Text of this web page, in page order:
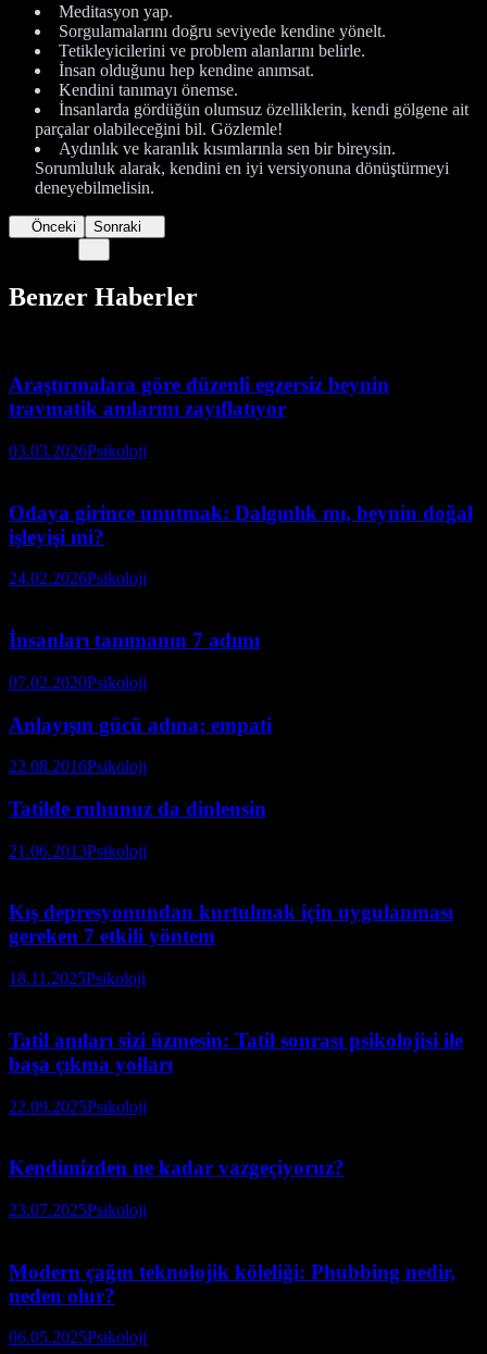
Meditasyon yap.
Sorgulamalarını doğru seviyede kendine yönelt.
Tetikleyicilerini ve problem alanlarını belirle.
İnsan olduğunu hep kendine anımsat.
Kendini tanımayı önemse.
İnsanlarda gördüğün olumsuz özelliklerin, kendi gölgene ait
parçalar olabileceğini bil. Gözlemle!
Aydınlık ve karanlık kısımlarınla sen bir bireysin.
Sorumluluk alarak, kendini en iyi versiyonuna dönüştürmeyi
deneyebilmelisin.
Önceki Sonraki
Benzer Haberler
Araştırmalara göre düzenli egzersiz beynin
travmatik anılarını zayıflatıyor
03.03.2026Psikoloji
Odaya girince unutmak: Dalgınlık mı, beynin doğal
işleyişi mi?
24.02.2026Psikoloji
İnsanları tanımanın 7 adımı
07.02.2020Psikoloji
Anlayışın gücü adına; empati
22.08.2016Psikoloji
Tatilde ruhunuz da dinlensin
21.06.2013Psikoloji
Kış depresyonundan kurtulmak için uygulanması
gereken 7 etkili yöntem
18.11.2025Psikoloji
Tatil anıları sizi üzmesin: Tatil sonrası psikolojisi ile
başa çıkma yolları
22.09.2025Psikoloji
Kendimizden ne kadar vazgeçiyoruz?
23.07.2025Psikoloji
Modern çağın teknolojik köleliği: Phubbing nedir,
neden olur?
06.05.2025Psikoloji